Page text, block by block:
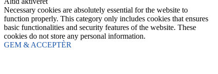
Necessary cookies are absolutely essential for the website to
function properly. This category only includes cookies that ensures
basic functionalities and security features of the website. These
cookies do not store any personal information.
GEM & ACCEPTÈR